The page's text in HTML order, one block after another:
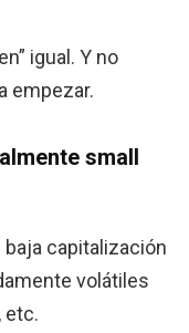
igual. Y no
empezar.
small
capitalización
volátiles
etc.